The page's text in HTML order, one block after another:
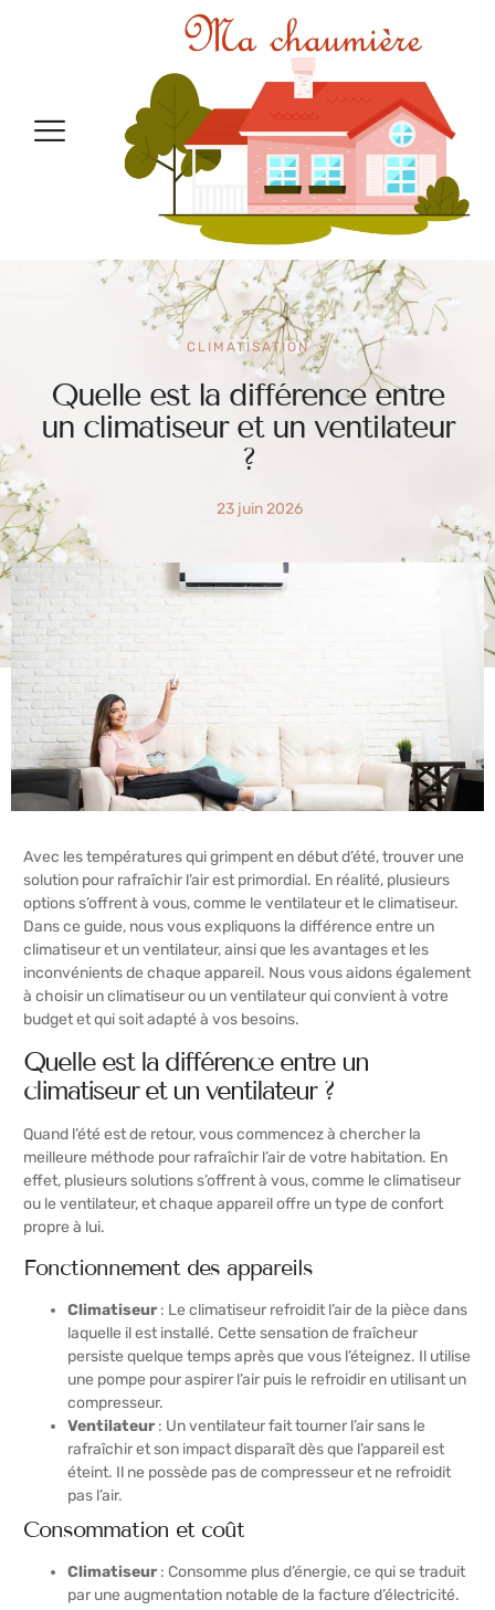
CLIMATISATION
Quelle est la différence entre
un climatiseur et un ventilateur
?
23 juin 2026
Avec les températures qui grimpent en début d’été, trouver une
solution pour rafraîchir l’air est primordial. En réalité, plusieurs
options s’offrent à vous, comme le ventilateur et le climatiseur.
Dans ce guide, nous vous expliquons la différence entre un
climatiseur et un ventilateur, ainsi que les avantages et les
inconvénients de chaque appareil. Nous vous aidons également
à choisir un climatiseur ou un ventilateur qui convient à votre
budget et qui soit adapté à vos besoins.
Quelle est la différence entre un
climatiseur et un ventilateur ?
Quand l’été est de retour, vous commencez à chercher la
meilleure méthode pour rafraîchir l’air de votre habitation. En
effet, plusieurs solutions s’offrent à vous, comme le climatiseur
ou le ventilateur, et chaque appareil offre un type de confort
propre à lui.
Fonctionnement des appareils
Climatiseur: Le climatiseur refroidit l’air de la pièce dans
laquelle il est installé. Cette sensation de fraîcheur
persiste quelque temps après que vous l’éteignez. Il utilise
une pompe pour aspirer l’air puis le refroidir en utilisant un
compresseur.
Ventilateur: Un ventilateur fait tourner l’air sans le
rafraîchir et son impact disparaît dès que l’appareil est
éteint. Il ne possède pas de compresseur et ne refroidit
pas l’air.
Consommation et coût
Climatiseur: Consomme plus d’énergie, ce qui se traduit
par une augmentation notable de la facture d’électricité.